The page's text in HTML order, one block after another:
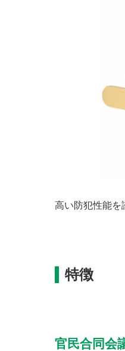
高い防犯性能を
特徴
官民合同会